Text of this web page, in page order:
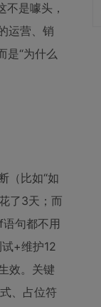
是噱头，
运营、销
是“为什么
（比如“如
了3天；而
句都不用
+维护12
效。关键
、占位符